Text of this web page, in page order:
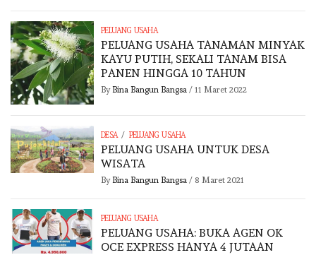
PELUANG USAHA
PELUANG USAHA TANAMAN MINYAK
KAYU PUTIH, SEKALI TANAM BISA
PANEN HINGGA 10 TAHUN
By Bina Bangun Bangsa/ 11 Maret 2022
DESA / PELUANG USAHA
PELUANG USAHA UNTUK DESA
WISATA
By Bina Bangun Bangsa/ 8 Maret 2021
PELUANG USAHA
PELUANG USAHA: BUKA AGEN OK
OCE EXPRESS HANYA 4 JUTAAN